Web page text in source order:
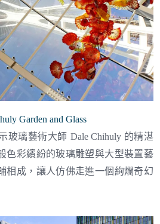
Garden and Glass
玻璃藝術大師 Dale Chihuly 的精湛
色彩繽紛的玻璃雕塑與大型裝置藝
相成，讓人仿佛走進一個絢爛奇幻